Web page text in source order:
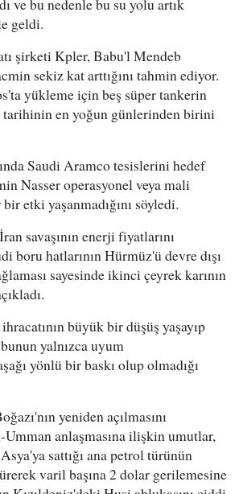
geldi.
şirketi Kpler, Babu'l Mendeb
sekiz kat arttığını tahmin ediyor.
yükleme için beş süper tankerin
tarihinin en yoğun günlerinden birini
Saudi Aramco tesislerini hedef
Nasser operasyonel veya mali
etki yaşanmadığını söyledi.
savaşının enerji fiyatlarını
boru hatlarının Hürmüz'ü devre dışı
sayesinde ikinci çeyrek karının
büyük bir düşüş yaşayıp
yalnızca uyum
yönlü bir baskı olup olmadığı
yeniden açılmasını
anlaşmasına ilişkin umutlar,
sattığı ana petrol türünün
varil başına 2 dolar gerilemesine